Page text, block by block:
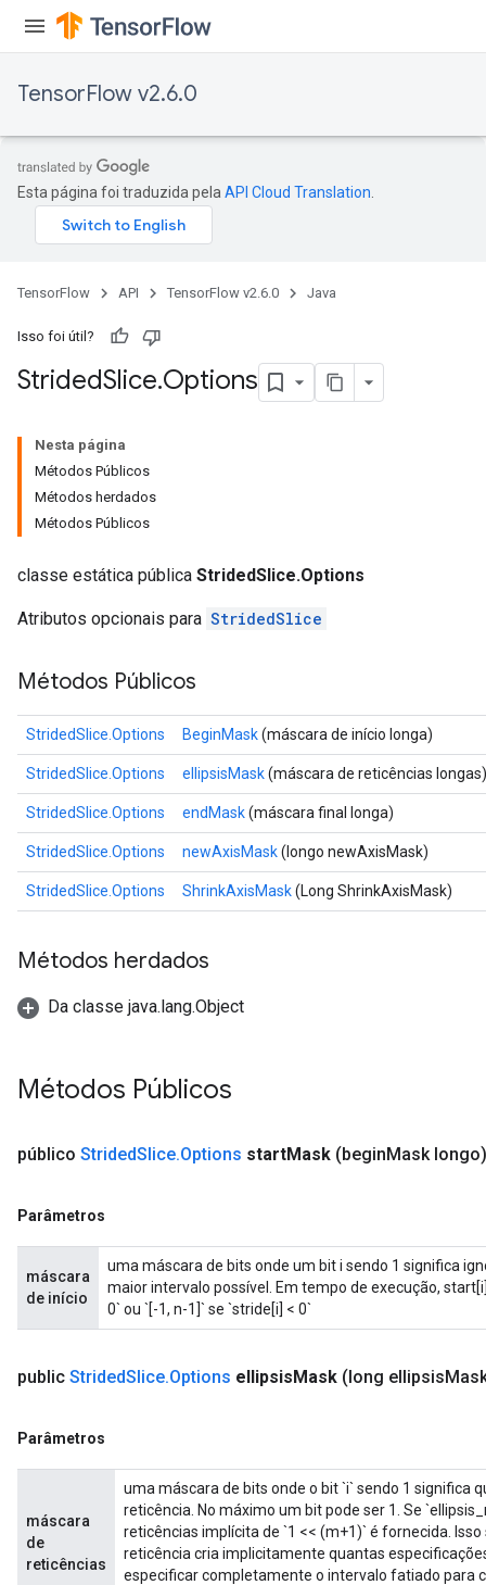
TensorFlow v2.6.0
Esta página foi traduzida pela API Cloud Translation
TensorFlow API TensorFlow v2.6.0 Java
Isso foi útil?
StridedSlice.Options
Nesta página
Métodos Públicos
Métodos herdados
Métodos Públicos
classe estática pública StridedSlice.Options
Atributos opcionais para StridedSlice
Métodos Públicos
StridedSlice.Options BeginMask(máscara de início longa)
StridedSlice.Options ellipsisMask(máscara de reticências longas)
StridedSlice.Options endMask(máscara final longa)
StridedSlice.Options newAxisMask(longo newAxisMask)
StridedSlice.Options ShrinkAxisMask(Long ShrinkAxisMask)
Métodos herdados
Da classe java.lang.Object
Métodos Públicos
público StridedSlice.Options startMask (beginMask longo)
Parâmetros
máscara
de início
uma máscara de bits onde um bit i sendo 1 significa
maior intervalo possível. Em tempo de execução,
0` ou `[-1, n-1]` se `stride[i] < 0`
public StridedSlice.Options ellipsisMask (long ellipsis
Parâmetros
máscara
de
reticências
uma máscara de bits onde o bit `i` sendo 1 significa
reticência. No máximo um bit pode ser 1. Se
reticências implícita de `1 << (m+1)` é fornecida.
reticência cria implicitamente quantas
especificar completamente o intervalo fatiado para